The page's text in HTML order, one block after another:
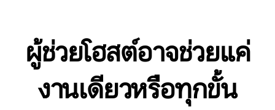
ผู้ช่วยโฮสต์อาจช่วยแค่
งานเดียวหรือทุกขั้น